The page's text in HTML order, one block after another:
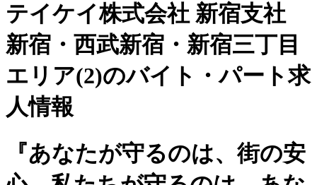
テイケイ株式会社 新宿支社
新宿・西武新宿・新宿三丁目
エリア(2)のバイト・パート求
人情報
『あなたが守るのは、街の安